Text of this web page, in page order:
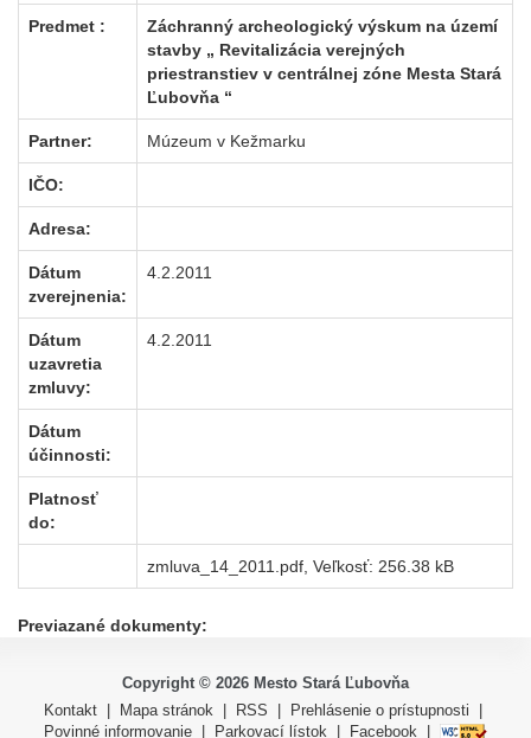
Predmet :
Záchranný archeologický výskum na území
stavby „ Revitalizácia verejných
priestranstiev v centrálnej zóne Mesta Stará
Ľubovňa “
Partner: Múzeum v Kežmarku
IČO:
Adresa:
Dátum
zverejnenia:
4.2.2011
Dátum
uzavretia
zmluvy:
4.2.2011
Dátum
účinnosti:
Platnosť
do:
zmluva_14_2011.pdf , Veľkosť: 256.38 kB
Previazané dokumenty:
Copyright © 2026 Mesto Stará Ľubovňa
Kontakt
Mapa stránok RSS Prehlásenie o prístupnosti
Povinné informovanie
Parkovací lístok Facebook